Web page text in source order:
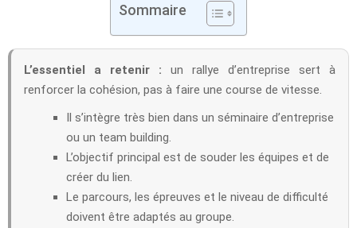
Sommaire
L’essentiel a retenir : un rallye d’entreprise sert à
renforcer la cohésion, pas à faire une course de vitesse.
Il s’intègre très bien dans un séminaire d’entreprise
ou un team building.
L’objectif principal est de souder les équipes et de
créer du lien.
Le parcours, les épreuves et le niveau de difficulté
doivent être adaptés au groupe.